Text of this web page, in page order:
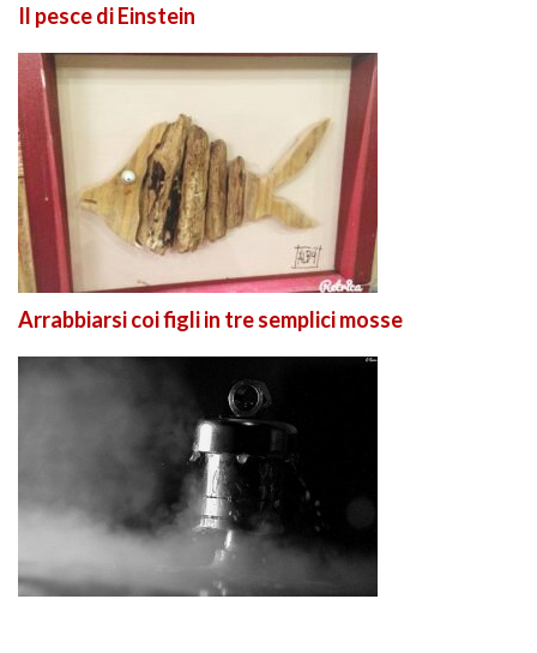
Il pesce di Einstein
Arrabbiarsi coi figli in tre semplici mosse